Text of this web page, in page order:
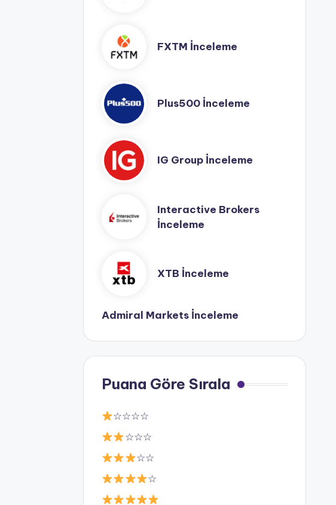
FXTM İnceleme
Plus500 İnceleme
IG Group İnceleme
Interactive Brokers
İnceleme
XTB İnceleme
Admiral Markets İnceleme
Puana Göre Sırala
☆☆☆☆
☆☆☆
☆☆
☆